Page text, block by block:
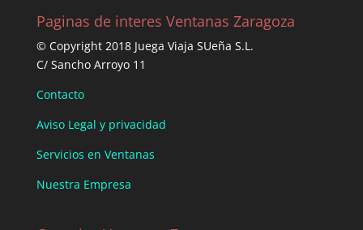
Paginas de interes Ventanas Zaragoza
© Copyright 2018 Juega Viaja SUeña S.L.
C/ Sancho Arroyo 11
Contacto
Aviso Legal y privacidad
Servicios en Ventanas
Nuestra Empresa